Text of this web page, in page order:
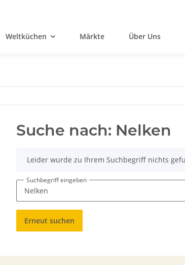
Weltküchen Märkte Über Uns
Suche nach: Nelken
xLeider wurde zu Ihrem Suchbegriff nichts
Suchbegriff eingeben
Erneut suchen